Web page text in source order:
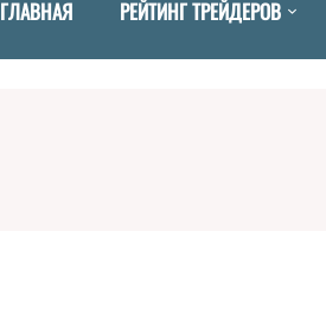
ГЛАВНАЯ РЕЙТИНГ ТРЕЙДЕРОВ